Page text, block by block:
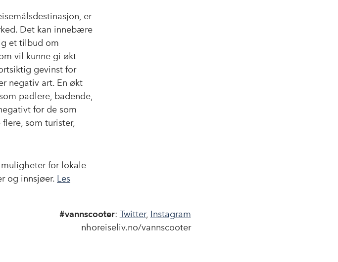
er
Det kan innebære
et tilbud om
vil kunne gi økt
gevinst for
negativ art. En økt
padlere, badende,
for de som
som turister,
for lokale
og innsjøer. Les
#vannscooter: Twitter, Instagram
nhoreiseliv.no/vannscooter